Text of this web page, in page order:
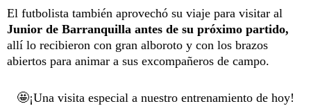
El futbolista también aprovechó su viaje para visitar al
Junior de Barranquilla antes de su próximo partido,
allí lo recibieron con gran alboroto y con los brazos
abiertos para animar a sus excompañeros de campo.
🤩¡Una visita especial a nuestro entrenamiento de hoy!